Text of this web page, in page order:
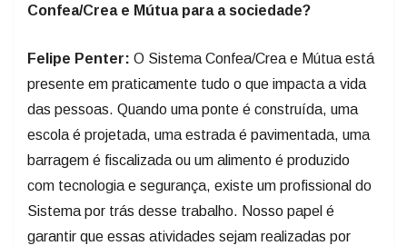
Confea/Crea e Mútua para a sociedade?
Felipe Penter: O Sistema Confea/Crea e Mútua está
presente em praticamente tudo o que impacta a vida
das pessoas. Quando uma ponte é construída, uma
escola é projetada, uma estrada é pavimentada, uma
barragem é fiscalizada ou um alimento é produzido
com tecnologia e segurança, existe um profissional do
Sistema por trás desse trabalho. Nosso papel é
garantir que essas atividades sejam realizadas por